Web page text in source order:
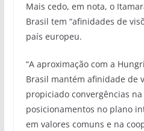
Mais cedo, em nota, o
Brasil tem “afinidades de
país europeu.
“A aproximação com a
Brasil mantém afinidade de
propiciado convergências
posicionamentos no plano
em valores comuns e na